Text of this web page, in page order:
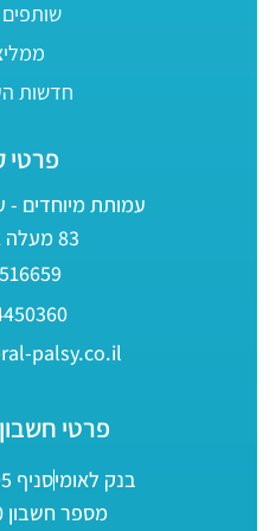
חדשות
פרטי
עמותת מיוחדים - ע״ר
83 מעלה אדומים
palsy.co.il
פרטי
בנק לאומיסניף 905
מספר חשבון 161800/80